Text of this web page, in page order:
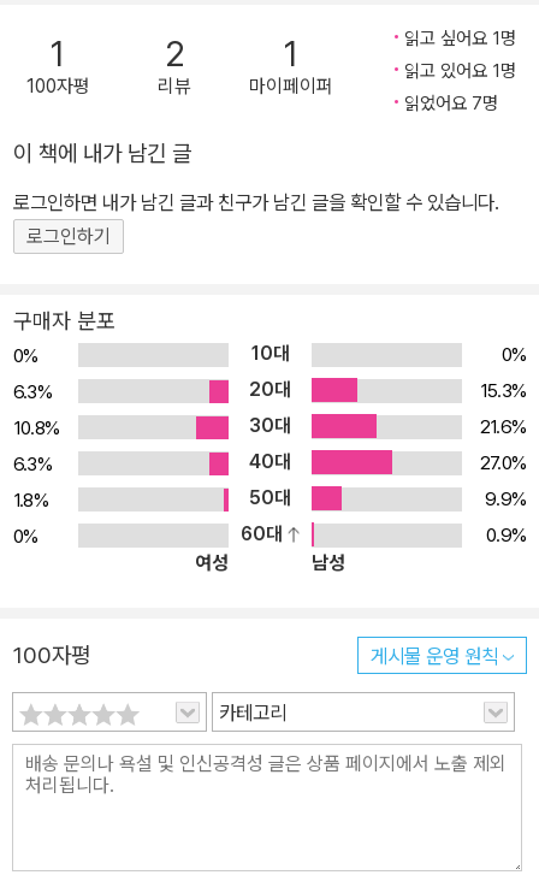
학, 컬럼비아 대학, 하버드 대학, 프린스턴고등연구소 등의 아카데미
에 적을 두면서 지성사를 기반으로 한 연구에 매진한다. 『떠날 것인
전 경제학자에서 사회 사상가로 변신하는 계기가 된 저서로, 퇴보해
가는 조직에서 보이는 행동 유형을 ‘이탈’과 ‘항의’, 그리고 ‘충성심’이
라는 개념을 통해 설명하고 있다. 2003년 미국정치학회 최우수도서
로 선정된 『열정과 이해관계The Passions and the Interests』(1
해석했고, 『보수는 어떻게 지배하는가The Rhetoric of Reaction』
(1991)에서는 정치적 수사학의 근본적인 패턴을 분석하기도 했다. 2
012년 12월 10일 향년 97세를 일기로 타계했으며, 미국 사회과학연
구위원회에서는 그의 지적 전통을 잇기 위해 ‘앨버트 O. 허시먼 상’을
제정하여 매년 국가 간, 학제 간에 뛰어난 공을 세운 학자에게 수여하
고 있다.
1
100자평
2
리뷰
1
마이페이퍼
읽고 싶어요 1명
읽고 있어요 1명
읽었어요 7명
이 책에 내가 남긴 글
로그인하면 내가 남긴 글과 친구가 남긴 글을 확인할 수 있습니다.
로그인하기
구매자 분포
0% 10대
0%
6.3%
20대
15.3%
10.8%
30대
21.6%
6.3%
40대
27.0%
1.8%
50대
9.9%
0%
60대
0.9%
여성
남성
100자평 게시물 운영 원칙
카테고리